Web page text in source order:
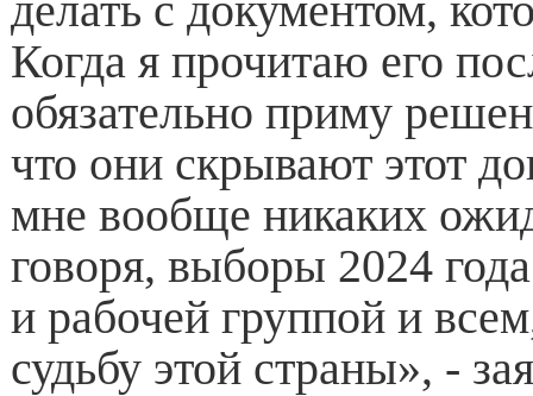
Когда я прочитаю его
обязательно приму
что они скрывают этот
мне вообще никаких
говоря, выборы 2024
и рабочей группой и
судьбу этой страны», -